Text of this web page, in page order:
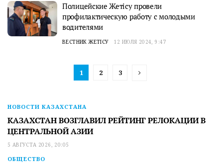
Полицейские Жетісу провели
профилактическую работу с молодыми
водителями
ВЕСТНИК ЖЕТІСУ 12 ИЮЛЯ 2024, 9:47
1 2 3
НОВОСТИ КАЗАХСТАНА
КАЗАХСТАН ВОЗГЛАВИЛ РЕЙТИНГ РЕЛОКАЦИИ В
ЦЕНТРАЛЬНОЙ АЗИИ
5 АВГУСТА 2026, 20:05
ОБЩЕСТВО